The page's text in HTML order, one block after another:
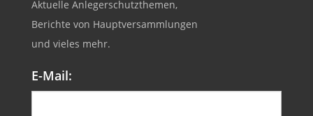
Aktuelle Anlegerschutzthemen,
Berichte von Hauptversammlungen
und vieles mehr.
E-Mail: